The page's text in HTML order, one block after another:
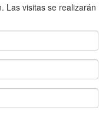
Las visitas se realizarán